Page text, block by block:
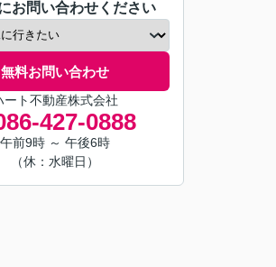
お問い合わせください
無料お問い合わせ
ート不動産株式会社
427-0888
午前9時 ～ 午後6時
（休：水曜日）